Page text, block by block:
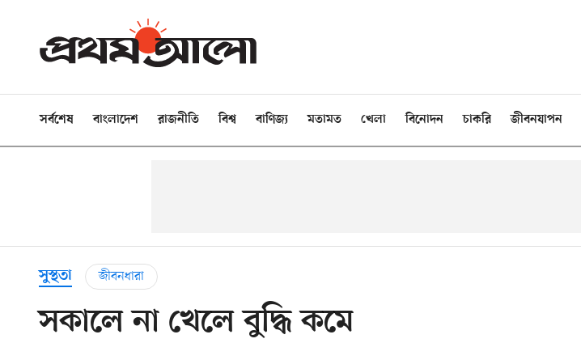
সর্বশেষ বাংলাদেশ রাজনীতি বিশ্ব বাণিজ্য মতামত খেলা বিনোদন চাকরি জীবনযাপন
সুস্থতা জীবনধারা
সকালে না খেলে বুদ্ধি কমে